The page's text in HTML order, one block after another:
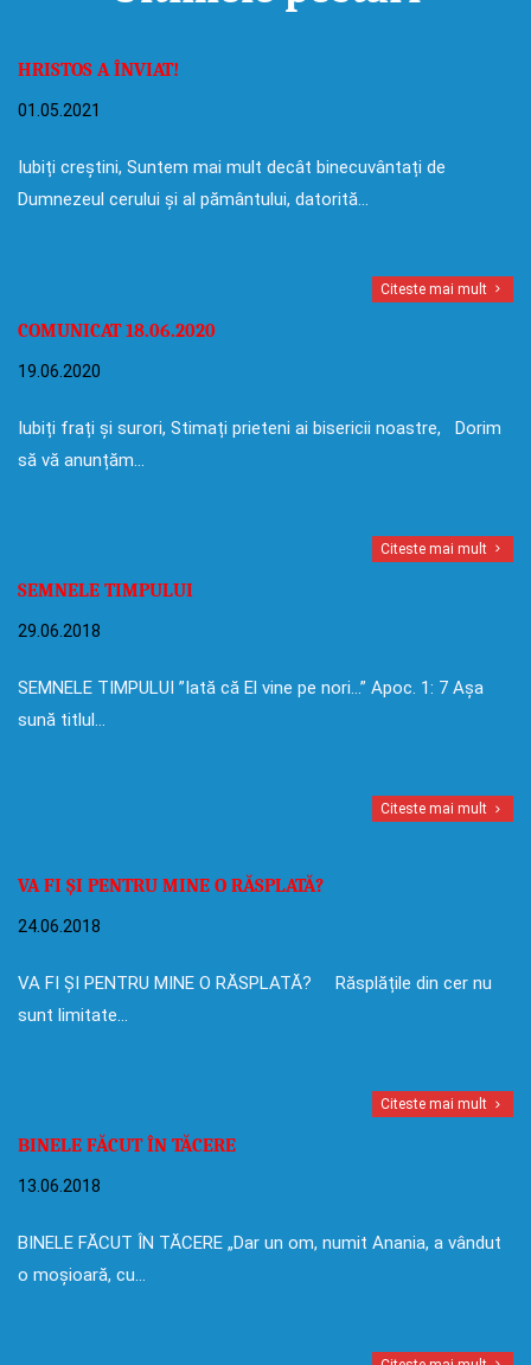
HRISTOS A ÎNVIAT!
01.05.2021
Iubiți creștini, Suntem mai mult decât binecuvântați de
Dumnezeul cerului și al pământului, datorită…
Citeste mai mult
COMUNICAT 18.06.2020
19.06.2020
Iubiți frați și surori, Stimați prieteni ai bisericii noastre, Dorim
să vă anunțăm…
Citeste mai mult
SEMNELE TIMPULUI
29.06.2018
SEMNELE TIMPULUI ”Iată că El vine pe nori…” Apoc. 1: 7 Așa
sună titlul…
Citeste mai mult
VA FI ȘI PENTRU MINE O RĂSPLATĂ?
24.06.2018
VA FI ȘI PENTRU MINE O RĂSPLATĂ? Răsplățile din cer nu
sunt limitate…
Citeste mai mult
BINELE FĂCUT ÎN TĂCERE
13.06.2018
BINELE FĂCUT ÎN TĂCERE „Dar un om, numit Anania, a vândut
o moșioară, cu…